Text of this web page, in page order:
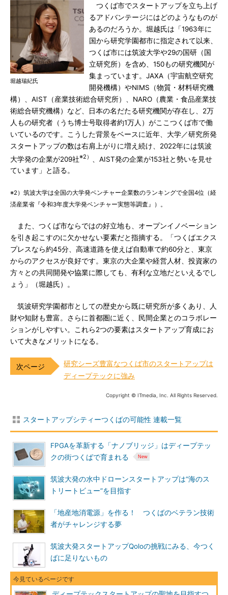
堀越瑞紀氏
つくば市でスタートアップを立ち上げ
るアドバンテージにはどのようなものが
あるのだろうか。堀越氏は「1963年に
国から研究学園都市に指定されて以来、
つくば市には筑波大学や29の国研（国
立研究所）を含め、150もの研究機関が
集まっています。JAXA（宇宙航空研究
開発機構）やNIMS（物質・材料研究機
構）、AIST（産業技術総合研究所）、NARO（農業・食品産業技
術総合研究機構）など、日本の名だたる研究機関が存在し、2万
人もの研究者（うち博士号取得者約1万人）がここつくば市で働
いているのです。こうした背景をベースに近年、大学／研究所発
スタートアップの数は右肩上がりに増え続け、2022年には筑波
大学発の企業が209社※2）
、AIST発の企業が153社と勢いを見せ
ています」と語る。
※2）筑波大学は全国の大学発ベンチャー企業数のランキングで全国4位（経
済産業省『令和3年度大学発ベンチャー実態等調査』）。
また、つくば市ならではの好立地も、オープンイノベーション
を引き起こすのに欠かせない要素だと指摘する。「つくばエクス
プレスなら約45分、高速道路を使えば自動車で約60分と、東京
からのアクセスが良好です。東京の大企業や経営人材、投資家の
方々との共同開発や協業に際しても、有利な立地だといえるでし
ょう」（堀越氏）。
筑波研究学園都市としての歴史から既に研究所が多くあり、人
財や知財も豊富。さらに首都圏に近く、民間企業とのコラボレー
ションがしやすい。これら2つの要素はスタートアップ育成にお
いて大きなメリットになる。
研究シーズ豊富なつくば市のスタートアップは
ディープテックに強み
Copyright © ITmedia, Inc. All Rights Reserved.
スタートアップシティーつくばの可能性 連載一覧
FPGAを革新する「ナノブリッジ」はディープテッ
クの街つくばで育まれる
筑波大発の水中ドローンスタートアップは“海のス
トリートビュー”を目指す
「地産地消電源」を作る！ つくばのベテラン技術
者がチャレンジする夢
筑波大発スタートアップQoloの挑戦にみる、今つく
ばに足りないもの